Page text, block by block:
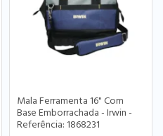
Mala Ferramenta 16" Com
Base Emborrachada - Irwin -
Referência: 1868231